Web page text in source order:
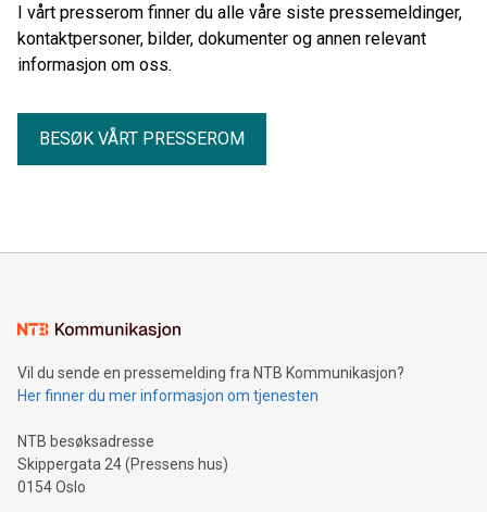
I vårt presserom finner du alle våre siste pressemeldinger,
kontaktpersoner, bilder, dokumenter og annen relevant
informasjon om oss.
BESØK VÅRT PRESSEROM
Vil du sende en pressemelding fra NTB Kommunikasjon?
Her finner du mer informasjon om tjenesten
NTB besøksadresse
Skippergata 24 (Pressens hus)
0154 Oslo